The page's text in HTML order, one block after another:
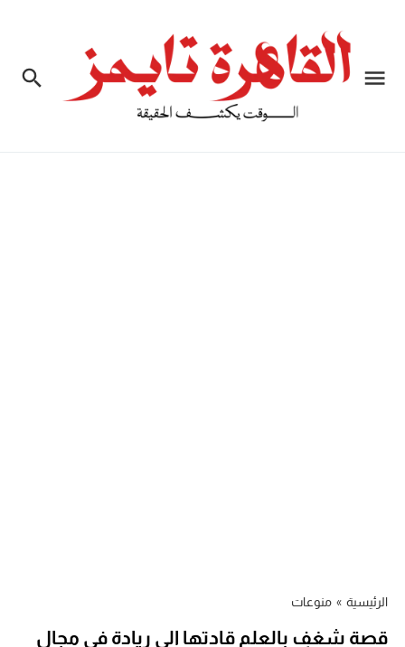
الرئيسية » منوعات
قصة شغفٍ بالعلم قادتها إلى ريادة في مجال